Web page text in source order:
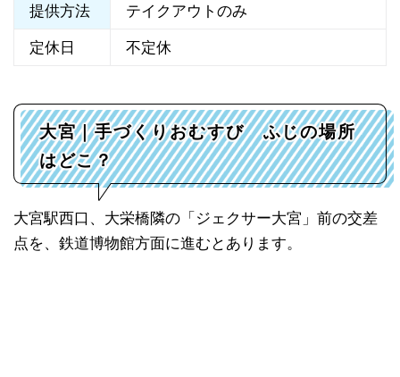
提供方法 テイクアウトのみ
定休日 不定休
大宮｜手づくりおむすび ふじの場所
はどこ？
大宮駅西口、大栄橋隣の「ジェクサー大宮」前の交差
点を、鉄道博物館方面に進むとあります。